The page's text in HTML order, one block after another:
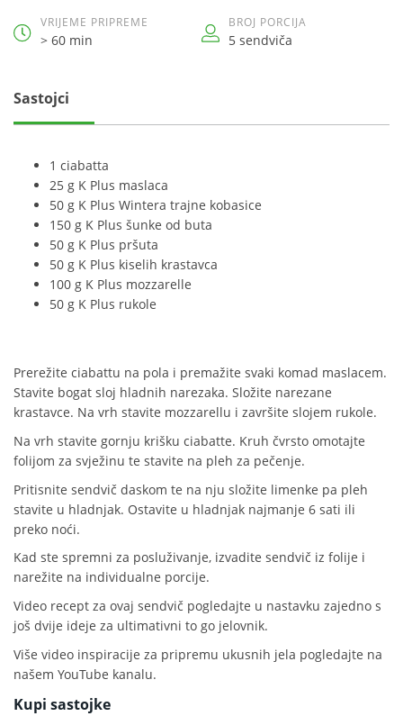
VRIJEME PRIPREME
> 60 min
BROJ PORCIJA
5 sendviča
Sastojci
1 ciabatta
25 g K Plus maslaca
50 g K Plus Wintera trajne kobasice
150 g K Plus šunke od buta
50 g K Plus pršuta
50 g K Plus kiselih krastavca
100 g K Plus mozzarelle
50 g K Plus rukole
Prerežite ciabattu na pola i premažite svaki komad maslacem.
Stavite bogat sloj hladnih narezaka. Složite narezane
krastavce. Na vrh stavite mozzarellu i završite slojem rukole.
Na vrh stavite gornju krišku ciabatte. Kruh čvrsto omotajte
folijom za svježinu te stavite na pleh za pečenje.
Pritisnite sendvič daskom te na nju složite limenke pa pleh
stavite u hladnjak. Ostavite u hladnjak najmanje 6 sati ili
preko noći.
Kad ste spremni za posluživanje, izvadite sendvič iz folije i
narežite na individualne porcije.
Video recept za ovaj sendvič pogledajte u nastavku zajedno s
još dvije ideje za ultimativni to go jelovnik.
Više video inspiracije za pripremu ukusnih jela pogledajte na
našem YouTube kanalu.
Kupi sastojke